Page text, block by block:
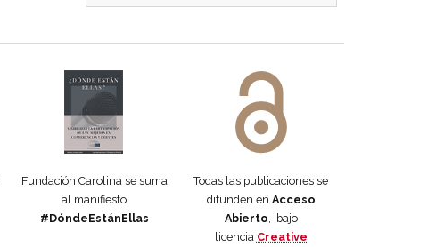
Fundación Carolina se suma
al manifiesto
#DóndeEstánEllas
Todas las publicaciones se
difunden en Acceso
Abierto , bajo
licencia Creative